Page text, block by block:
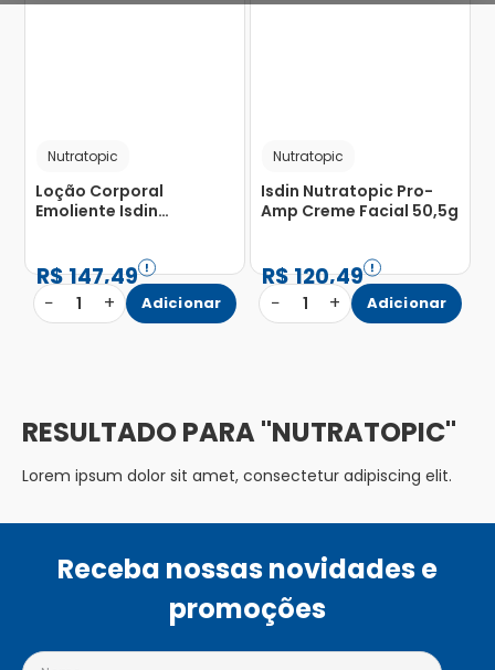
Nutratopic
Loção Corporal
Emoliente Isdin
R$147,49
− 1 + Adicionar
Nutratopic
Isdin Nutratopic Pro-
Amp Creme Facial 50,5g
R$120,49
− 1 + Adicionar
NUTRATOPIC
Lorem ipsum dolor sit amet, consectetur adipiscing elit.
Receba nossas novidades e
promoções